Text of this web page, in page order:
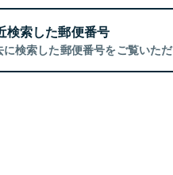
検索した郵便番号
に検索した郵便番号をご覧いただ